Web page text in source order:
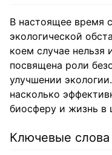
В настоящее время
экологической
коем случае нельзя
посвящена роли
улучшении
насколько
биосферу и жизнь в
Ключевые слова